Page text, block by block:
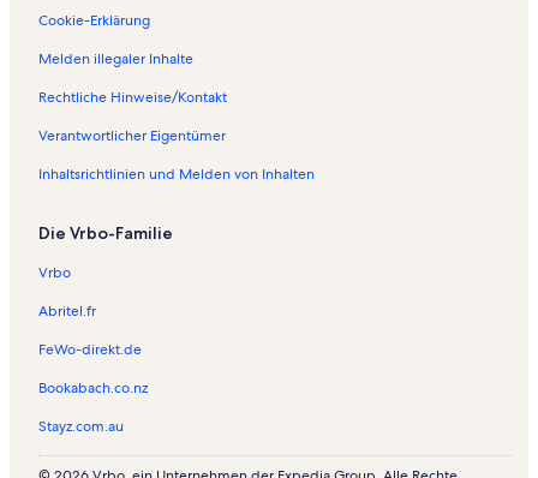
:
e
i
e
n
w
n
n
e
n
n
i
p
Cookie-Erklärung
Melden illegaler Inhalte
Rechtliche Hinweise/Kontakt
Verantwortlicher Eigentümer
Inhaltsrichtlinien und Melden von Inhalten
Die Vrbo-Familie
Vrbo
Abritel.fr
FeWo-direkt.de
Bookabach.co.nz
Stayz.com.au